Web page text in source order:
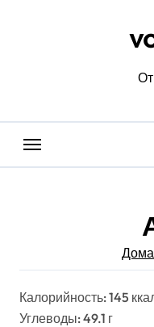
Калорийность: 145
Углеводы: 49.1 г